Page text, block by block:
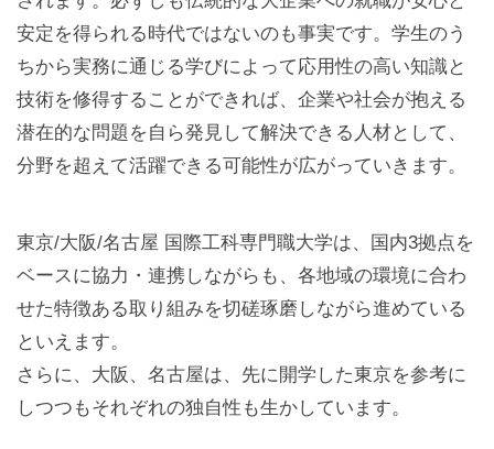
安定を得られる時代ではないのも事実です。学生のう
ちから実務に通じる学びによって応用性の高い知識と
技術を修得することができれば、企業や社会が抱える
潜在的な問題を自ら発見して解決できる人材として、
分野を超えて活躍できる可能性が広がっていきます。
東京/大阪/名古屋 国際工科専門職大学は、国内3拠点を
ベースに協力・連携しながらも、各地域の環境に合わ
せた特徴ある取り組みを切磋琢磨しながら進めている
といえます。
さらに、大阪、名古屋は、先に開学した東京を参考に
しつつもそれぞれの独自性も生かしています。